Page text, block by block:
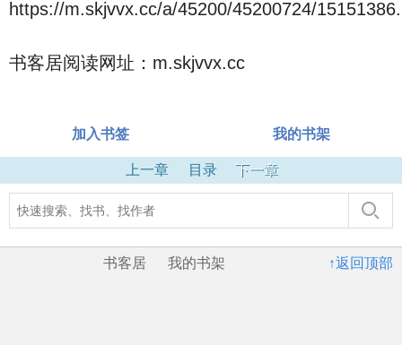
https://m.skjvvx.cc/a/45200/45200724/
书客居阅读网址：m.skjvvx.cc
加入书签 我的书架
上一章 目录 下一章
↑返回顶部
书客居 我的书架